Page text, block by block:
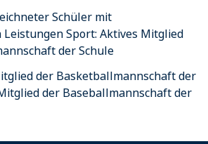
Schüler mit
Sport: Aktives Mitglied
der Schule
der Basketballmannschaft der
der Baseballmannschaft der